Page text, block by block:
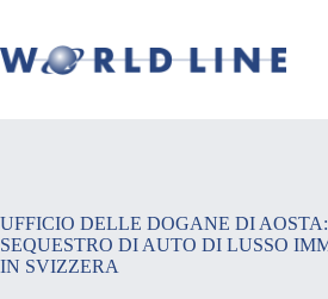
UFFICIO DELLE DOGANE DI
SEQUESTRO DI AUTO DI LUSSO
IN SVIZZERA